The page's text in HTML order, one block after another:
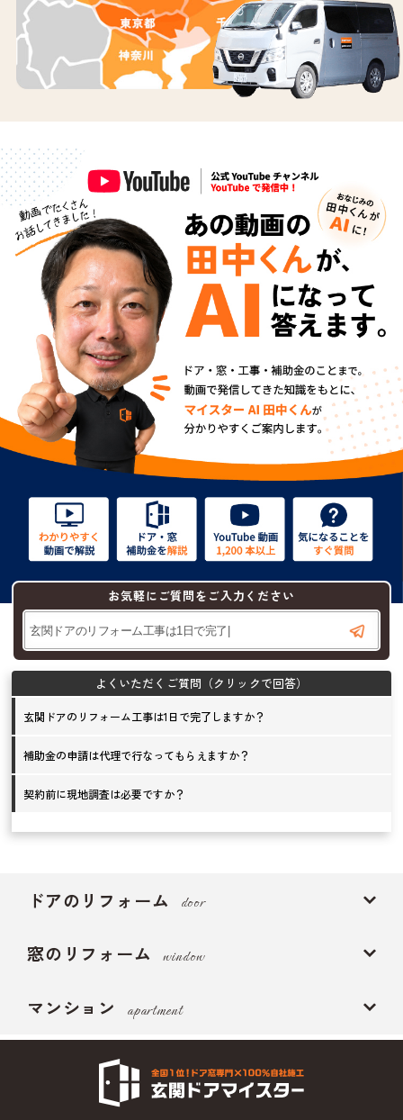
お気軽にご質問をご入力ください
玄関ドアのリフォーム工事は1日で完了しますか？
補助金の申請は代理で行なってもらえますか？
契約前に現地調査は必要ですか？
ドアのリフォーム door
窓のリフォーム window
マンション apartment